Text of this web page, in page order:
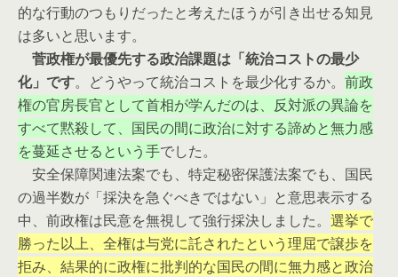
的な行動のつもりだったと考えたほうが引き出せる知見
は多いと思います。
菅政権が最優先する政治課題は「統治コストの最少
化」です。どうやって統治コストを最少化するか。 前政
権の官房長官として首相が学んだのは、反対派の異論を
すべて黙殺して、国民の間に政治に対する諦めと無力感
を蔓延させるという手でした。
安全保障関連法案でも、特定秘密保護法案でも、国民
の過半数が「採決を急ぐべきではない」と意思表示する
中、前政権は民意を無視して強行採決しました。 選挙で
勝った以上、全権は与党に託されたという理屈で譲歩を
拒み、結果的に政権に批判的な国民の間に無力感と政治